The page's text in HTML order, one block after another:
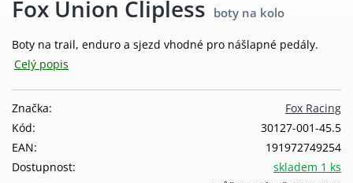
Fox Union Clipless boty na kolo
Boty na trail, enduro a sjezd vhodné pro nášlapné pedály.
Celý popis
Fox Racing
Značka:
30127-001-45.5
Kód:
191972749254
EAN:
skladem 1 ks
Dostupnost: